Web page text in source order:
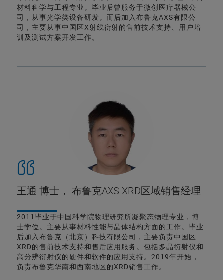
材料科学与工程专业。毕业后曾服务于微创医疗器械公
司，从事光学类设备研发。而后加入布鲁克AXS有限公
司，主要从事中国区X射线衍射的售前技术支持、用户培
训及测试方案开发工作。
王通 博士， 布鲁克AXS XRD区域销售经理
2011毕业于中国科学院物理研究所凝聚态物理专业，博
士学位。主要从事材料性能与晶体结构方面的工作。毕业
后加入布鲁克（北京）科技有限公司，主要负责中国区
XRD的售前技术支持和售后应用服务。包括多晶衍射仪和
高分辨衍射仪的硬件和软件的应用支持。2019年开始，
负责布鲁克华南和西南地区的XRD销售工作。